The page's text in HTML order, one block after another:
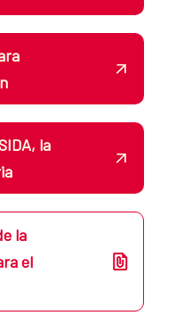
la
la
el